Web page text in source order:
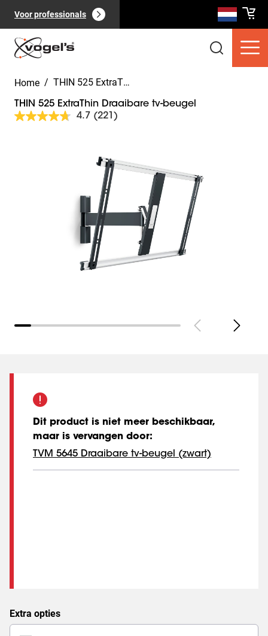
Voor professionals
Consumentenproducten
( ):
Home / THIN 525 ExtraThin Draaibare tv-beugel
THIN 525 ExtraThin Draaibare tv-beugel
4.7 Lees
paginalink.
(221)
Dit product is niet meer beschikbaar,
maar is vervangen door:
TVM 5645 Draaibare tv-beugel (zwart)
Extra opties